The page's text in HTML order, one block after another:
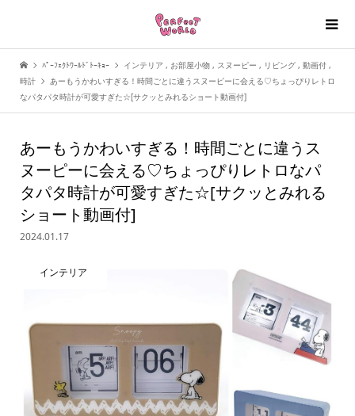
ﾊﾟｰﾌｪｸﾄﾜｰﾙﾄﾞﾄｰｷｮｰ インテリア , お部屋小物 , スヌーピー , リビング , 動画付 ,
時計
あーもうかわいすぎる！時間ごとに違うスヌーピーに会える♡ちょっぴりレトロ
なパタパタ時計が可愛すぎた☆[サクッとみれるショート動画付]
あーもうかわいすぎる！時間ごとに違うス
ヌーピーに会える♡ちょっぴりレトロなパ
タパタ時計が可愛すぎた☆[サクッとみれる
ショート動画付]
2024.01.17
インテリア